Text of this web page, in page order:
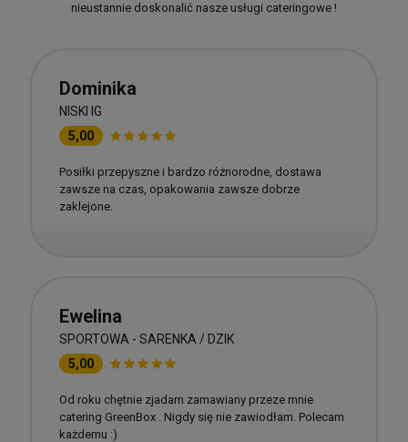
nieustannie doskonalić nasze usługi cateringowe !
Dominika
NISKI IG
5,00
Posiłki przepyszne i bardzo różnorodne, dostawa
zawsze na czas, opakowania zawsze dobrze
zaklejone.
Ewelina
SPORTOWA - SARENKA / DZIK
5,00
Od roku chętnie zjadam zamawiany przeze mnie
catering GreenBox . Nigdy się nie zawiodłam. Polecam
każdemu :)